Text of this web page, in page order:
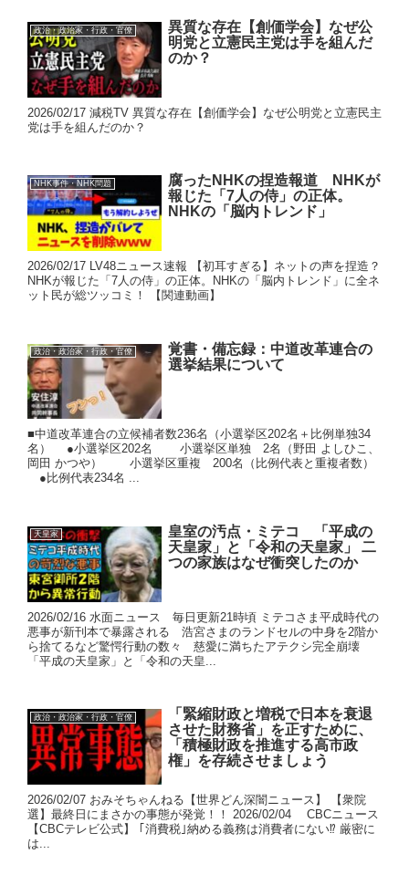
政治・政治家・行政・官僚
異質な存在【創価学会】なぜ公
明党と立憲民主党は手を組んだ
のか？
2026/02/17 減税TV 異質な存在【創価学会】なぜ公明党と立憲民主
党は手を組んだのか？
NHK事件・NHK問題
腐ったNHKの捏造報道 NHKが
報じた「7人の侍」の正体。
NHKの「脳内トレンド」
2026/02/17 LV48ニュース速報 【初耳すぎる】ネットの声を捏造？
NHKが報じた「7人の侍」の正体。NHKの「脳内トレンド」に全ネ
ット民が総ツッコミ！ 【関連動画】
政治・政治家・行政・官僚
覚書・備忘録：中道改革連合の
選挙結果について
■中道改革連合の立候補者数236名（小選挙区202名＋比例単独34
名） ●小選挙区202名 小選挙区単独 2名（野田 よしひこ、
岡田 かつや） 小選挙区重複 200名（比例代表と重複者数）
●比例代表234名 ...
天皇家
皇室の汚点・ミテコ 「平成の
天皇家」と「令和の天皇家」 二
つの家族はなぜ衝突したのか
2026/02/16 水面ニュース 毎日更新21時頃 ミテコさま平成時代の
悪事が新刊本で暴露される 浩宮さまのランドセルの中身を2階か
ら捨てるなど驚愕行動の数々 慈愛に満ちたアテクシ完全崩壊
「平成の天皇家」と「令和の天皇...
政治・政治家・行政・官僚
「緊縮財政と増税で日本を衰退
させた財務省」を正すために、
「積極財政を推進する高市政
権」を存続させましょう
2026/02/07 おみそちゃんねる【世界どん深闇ニュース】 【衆院
選】最終日にまさかの事態が発覚！！ 2026/02/04 CBCニュース
【CBCテレビ公式】 ｢消費税｣納める義務は消費者にない⁉ 厳密に
は...